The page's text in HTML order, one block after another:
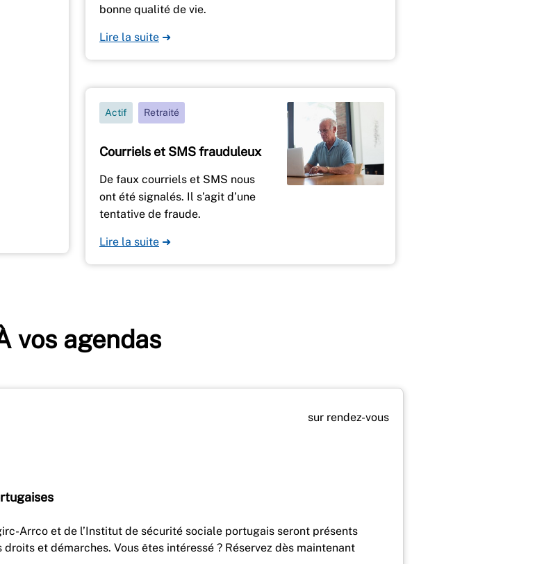
bonne qualité de vie.
Lire la suite ➜
Courriels et SMS frauduleux
Actif Retraité
De faux courriels et SMS nous
ont été signalés. Il s’agit d’une
tentative de fraude.
Lire la suite ➜
vos agendas
sur rendez-vous
Arrco et de l’Institut de sécurité sociale portugais seront présents
et démarches. Vous êtes intéressé ? Réservez dès maintenant